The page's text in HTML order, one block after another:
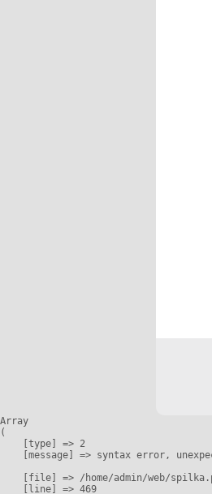
Array
(
    [type] => 2
[message] => syntax error,
[file] => /home/admin/web/
    [line] => 469